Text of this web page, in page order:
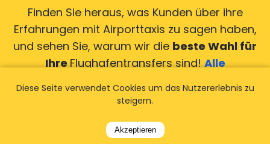
Finden Sie heraus, was Kunden über ihre
Erfahrungen mit Airporttaxis zu sagen haben,
und sehen Sie, warum wir die beste Wahl für
IhreFlughafentransfers sind!Alle
Diese Seite verwendet Cookies um das Nutzererlebnis zu
steigern.
Akzeptieren